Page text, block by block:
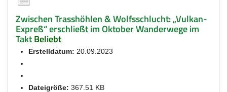
Zwischen Trasshöhlen & Wolfsschlucht: „Vulkan-
Expreß“ erschließt im Oktober Wanderwege im
TaktBeliebt
Erstelldatum: 20.09.2023
Dateigröße: 367.51 KB